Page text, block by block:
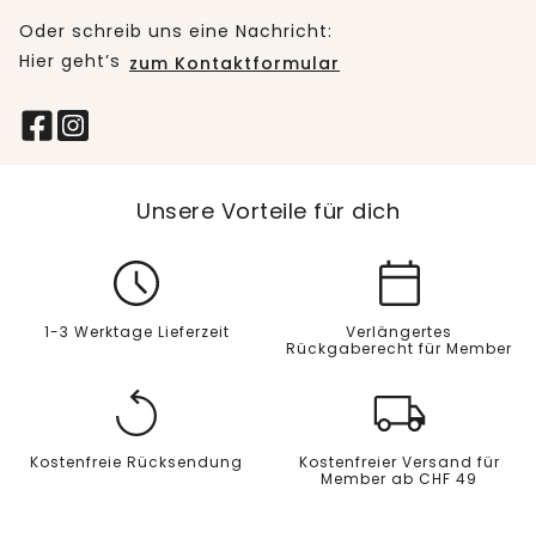
Oder schreib uns eine Nachricht:
Hier geht’s zum Kontaktformular
Unsere Vorteile für dich
1-3 Werktage Lieferzeit
Verlängertes
Rückgaberecht für Member
Kostenfreie Rücksendung
Kostenfreier Versand für
Member ab CHF 49